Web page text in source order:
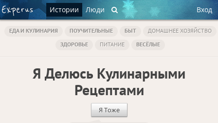
Истории Люди Вход
ЕДА И КУЛИНАРИЯ ПОУЧИТЕЛЬНЫЕ БЫТ
ДОМАШНЕЕ ХОЗЯЙСТВО
ЗДОРОВЬЕ
ПИТАНИЕ ВЕСЁЛЫЕ
Я Делюсь Кулинарными
Рецептами
Я Тоже